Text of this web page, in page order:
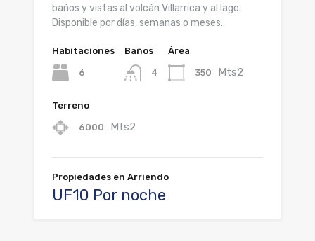
baños y vistas al volcán Villarrica y al lago.
Disponible por días, semanas o meses.
Habitaciones
6
Baños
4
Área
350 Mts2
Terreno
6000 Mts2
Propiedades en Arriendo
UF10 Por noche